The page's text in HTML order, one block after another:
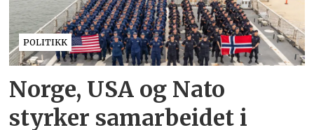
POLITIKK
Norge, USA og Nato
styrker samarbeidet i